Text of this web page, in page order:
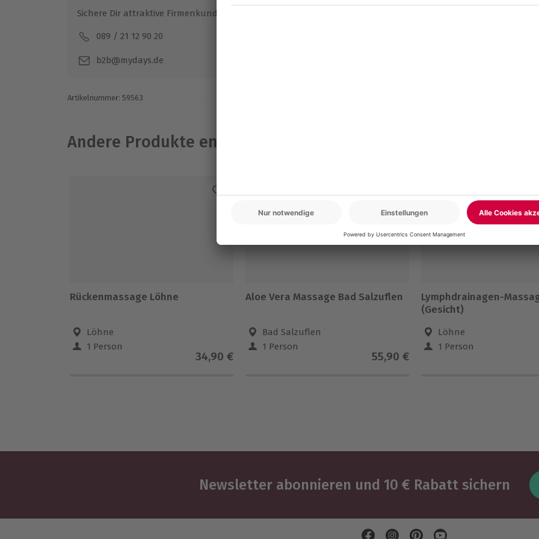
Sichere Dir attraktive Firmenkunden Vorteile.
089 / 21 12 90 20
b2b@mydays.de
Artikelnummer: 59563
Andere Produkte entdecken
Rückenmassage Löhne
Löhne
1 Person
34,90 €
Aloe Vera Massage Bad Salzuflen
Bad Salzuflen
1 Person
55,90 €
Lymphdrainagen-
(Gesicht)
Löhne
1 Person
Newsletter abonnieren und 10 € Rabatt sichern